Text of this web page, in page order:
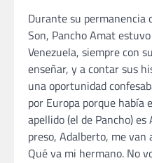
Durante su permanencia
Son, Pancho Amat
Venezuela, siempre con
enseñar, y a contar sus
una oportunidad
por Europa porque había
apellido (el de Pancho)
preso, Adalberto, me
Qué va mi hermano. No